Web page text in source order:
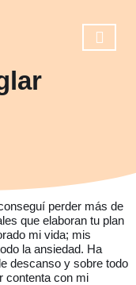
perder más de
que elaboran tu plan
mi vida; mis
la ansiedad. Ha
descanso y sobre todo
contenta con mi